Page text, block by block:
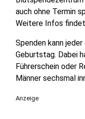
auch ohne Termin
Weitere Infos
Spenden kann
Geburtstag. Dabei
Führerschein oder
Männer sechsmal
Anzeige